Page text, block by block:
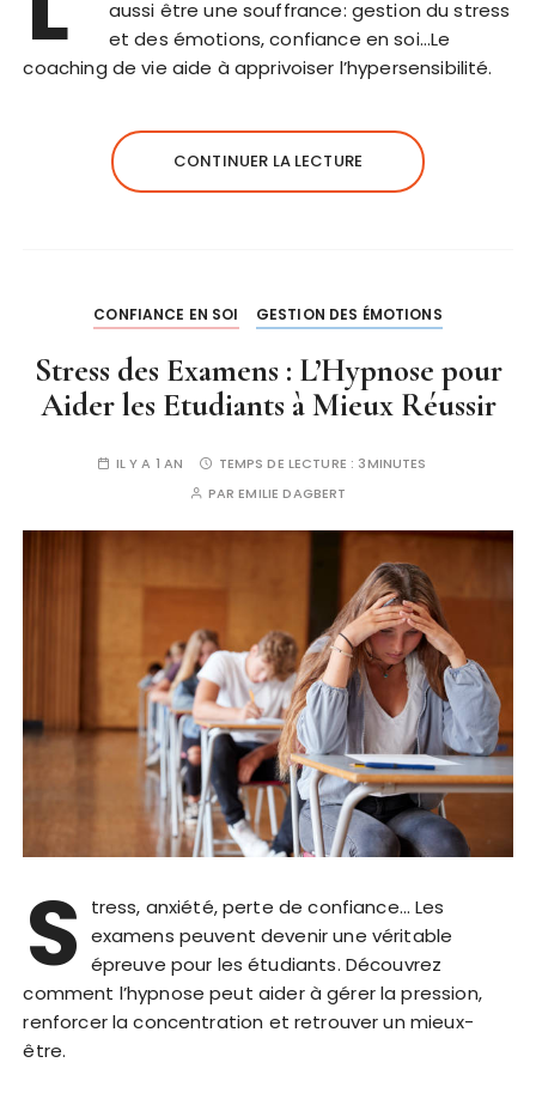
aussi être une souffrance: gestion du stress
et des émotions, confiance en soi…Le
coaching de vie aide à apprivoiser l’hypersensibilité.
CONTINUER LA LECTURE
CONFIANCE EN SOI GESTION DES ÉMOTIONS
Stress des Examens : L’Hypnose pour
Aider les Etudiants à Mieux Réussir
IL Y A 1 AN TEMPS DE LECTURE : 3MINUTES
PAREMILIE DAGBERT
S
tress, anxiété, perte de confiance… Les
examens peuvent devenir une véritable
épreuve pour les étudiants. Découvrez
comment l’hypnose peut aider à gérer la pression,
renforcer la concentration et retrouver un mieux-
être.